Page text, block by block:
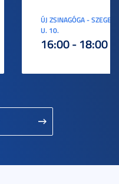
ÚJ ZSINAGÓGA -
U. 10.
16:00 - 18:00